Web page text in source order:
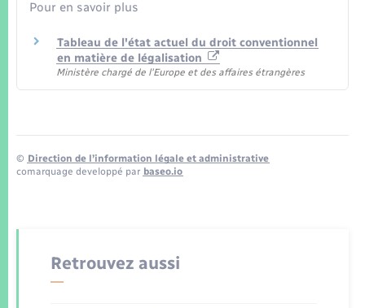
Pour en savoir plus
Tableau de l'état actuel du droit conventionnel
en matière de légalisation
Ministère chargé de l'Europe et des affaires étrangères
© Direction de l’information légale et administrative
comarquage developpé par baseo.io
Retrouvez aussi